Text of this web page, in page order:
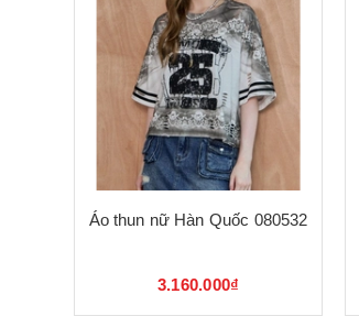
Áo thun nữ Hàn Quốc 080532
3.160.000₫